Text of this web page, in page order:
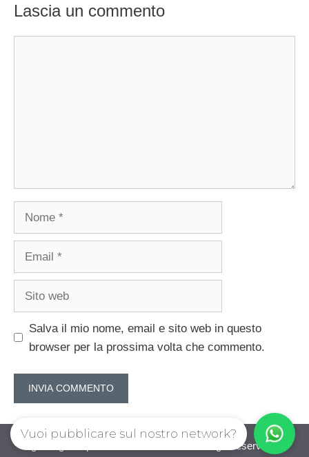
Lascia un commento
Nome
Email
Sito
Salva il mio nome, email e sito web in questo
browser per la prossima volta che commento.
guadagnorisparmiando.com © 2026. All right reserverd.
Vuoi pubblicare sul nostro network?